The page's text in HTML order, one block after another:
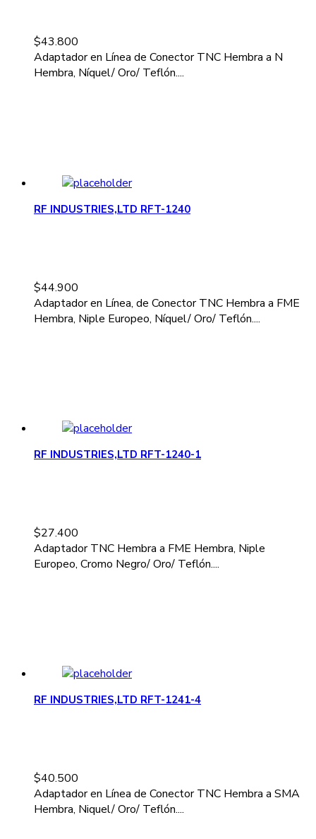
$43.800
Adaptador en Línea de Conector TNC Hembra a N
Hembra, Níquel/ Oro/ Teflón....
RF INDUSTRIES,LTD RFT-1240
$44.900
Adaptador en Línea, de Conector TNC Hembra a FME
Hembra, Niple Europeo, Níquel/ Oro/ Teflón....
RF INDUSTRIES,LTD RFT-1240-1
$27.400
Adaptador TNC Hembra a FME Hembra, Niple
Europeo, Cromo Negro/ Oro/ Teflón....
RF INDUSTRIES,LTD RFT-1241-4
$40.500
Adaptador en Línea de Conector TNC Hembra a SMA
Hembra, Niquel/ Oro/ Teflón....